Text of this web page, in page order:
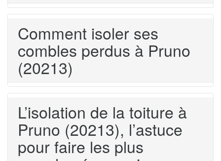
Comment isoler ses
combles perdus à Pruno
(20213)
L’isolation de la toiture à
Pruno (20213), l’astuce
pour faire les plus